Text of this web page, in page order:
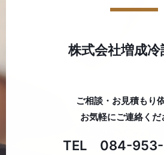
株式会社増成冷
ご相談・お見積もり
お気軽にご連絡くだ
TEL 084-